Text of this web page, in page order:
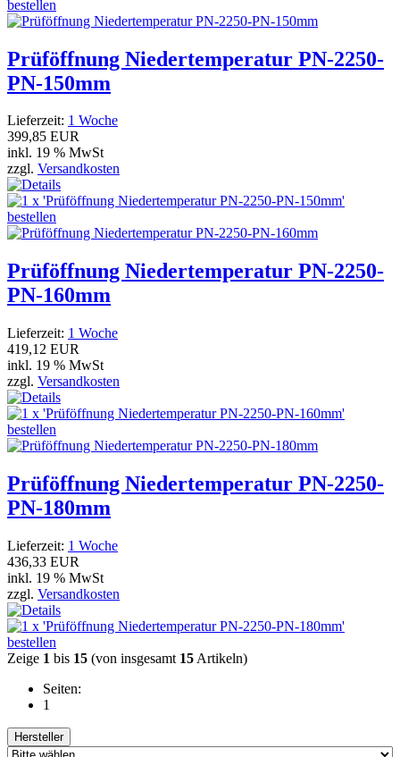
Prüföffnung Niedertemperatur PN-2250-
PN-150mm
Lieferzeit: 1 Woche
399,85 EUR
inkl. 19 % MwSt
zzgl. Versandkosten
Prüföffnung Niedertemperatur PN-2250-
PN-160mm
Lieferzeit: 1 Woche
419,12 EUR
inkl. 19 % MwSt
zzgl. Versandkosten
Prüföffnung Niedertemperatur PN-2250-
PN-180mm
Lieferzeit: 1 Woche
436,33 EUR
inkl. 19 % MwSt
zzgl. Versandkosten
Zeige 1 bis 15 (von insgesamt 15 Artikeln)
Seiten:
1
Hersteller